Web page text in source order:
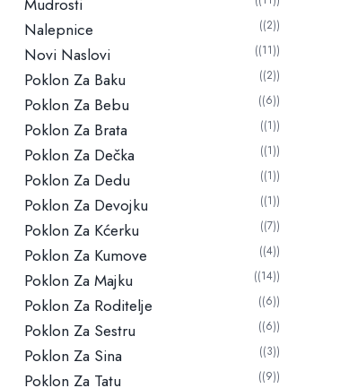
Nalepnice (2)
Novi Naslovi (11)
Poklon Za Baku (2)
Poklon Za Bebu (6)
Poklon Za Brata (1)
Poklon Za Dečka (1)
Poklon Za Dedu (1)
Poklon Za Devojku (1)
Poklon Za Kćerku (7)
Poklon Za Kumove (4)
Poklon Za Majku (14)
Poklon Za Roditelje (6)
Poklon Za Sestru (6)
Poklon Za Sina (3)
Poklon Za Tatu (9)